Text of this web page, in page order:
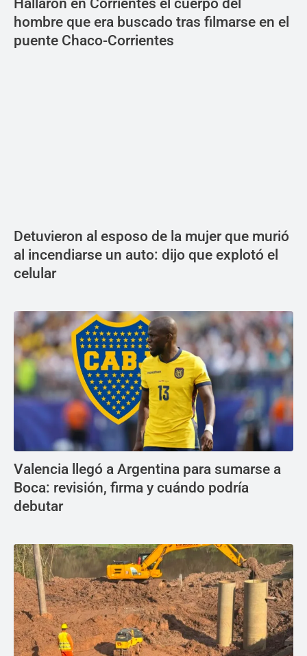
Hallaron en Corrientes el cuerpo del
hombre que era buscado tras filmarse en el
puente Chaco-Corrientes
Detuvieron al esposo de la mujer que murió
al incendiarse un auto: dijo que explotó el
celular
Valencia llegó a Argentina para sumarse a
Boca: revisión, firma y cuándo podría
debutar